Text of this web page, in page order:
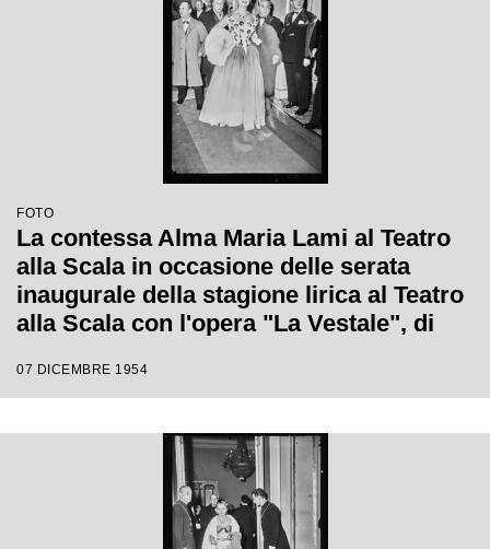
FOTO
La contessa Alma Maria Lami al Teatro
alla Scala in occasione delle serata
inaugurale della stagione lirica al Teatro
alla Scala con l'opera "La Vestale", di
Votto, con la regia di Luchino Visconti
07 DICEMBRE 1954